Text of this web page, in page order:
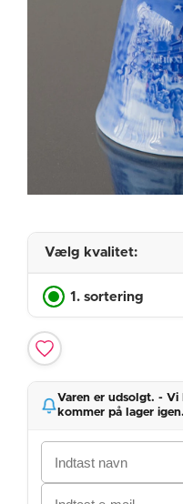
Vælg kvalitet:
1. sortering
Varen er udsolgt. - Vi
kommer på lager igen.